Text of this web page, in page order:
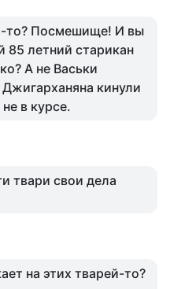
то? Посмешище! И вы
85 летний старикан
А не Васьки
кинули
в курсе.
твари свои дела
на этих тварей-то?